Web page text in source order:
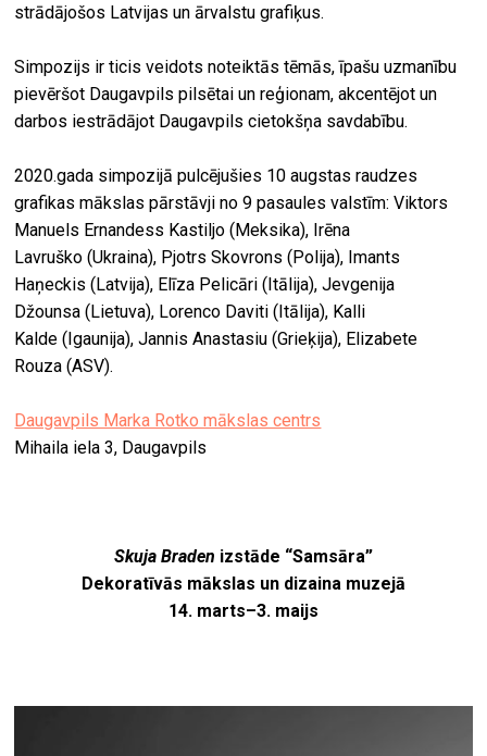
strādājošos Latvijas un ārvalstu grafiķus.
Simpozijs ir ticis veidots noteiktās tēmās, īpašu uzmanību
pievēršot Daugavpils pilsētai un reģionam, akcentējot un
darbos iestrādājot Daugavpils cietokšņa savdabību.
2020.gada simpozijā pulcējušies 10 augstas raudzes
grafikas mākslas pārstāvji no 9 pasaules valstīm: Viktors
Manuels Ernandess Kastiljo (Meksika), Irēna
Lavruško (Ukraina), Pjotrs Skovrons (Polija), Imants
Haņeckis (Latvija), Elīza Pelicāri (Itālija), Jevgenija
Džounsa (Lietuva), Lorenco Daviti (Itālija), Kalli
Kalde (Igaunija), Jannis Anastasiu (Grieķija), Elizabete
Rouza (ASV).
Daugavpils Marka Rotko mākslas centrs
Mihaila iela 3, Daugavpils
Skuja Braden izstāde “Samsāra”
Dekoratīvās mākslas un dizaina muzejā
14. marts–3. maijs